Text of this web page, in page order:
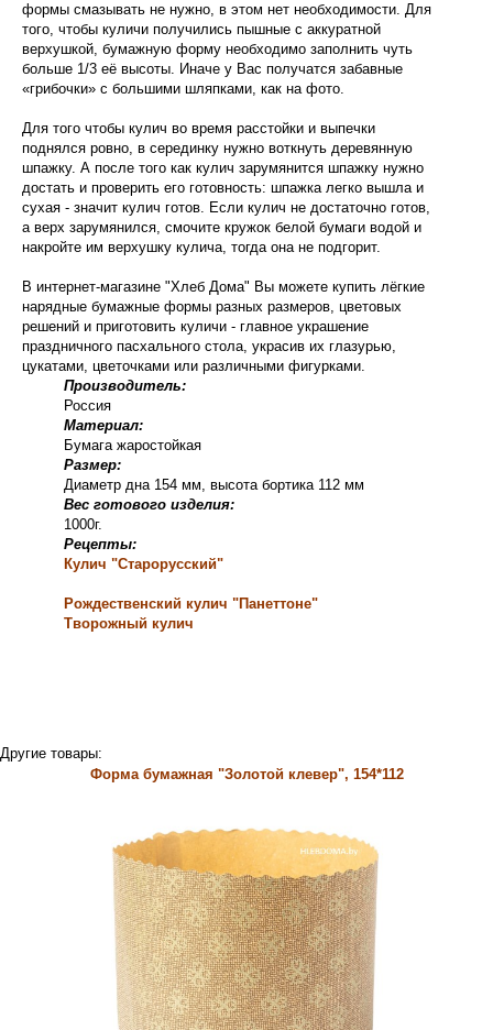
формы смазывать не нужно, в этом нет необходимости. Для
того, чтобы куличи получились пышные с аккуратной
верхушкой, бумажную форму необходимо заполнить чуть
больше 1/3 её высоты. Иначе у Вас получатся забавные
«грибочки» с большими шляпками, как на фото.
Для того чтобы кулич во время расстойки и выпечки
поднялся ровно, в серединку нужно воткнуть деревянную
шпажку. А после того как кулич зарумянится шпажку нужно
достать и проверить его готовность: шпажка легко вышла и
сухая - значит кулич готов. Если кулич не достаточно готов,
а верх зарумянился, смочите кружок белой бумаги водой и
накройте им верхушку кулича, тогда она не подгорит.
В интернет-магазине "Хлеб Дома" Вы можете купить лёгкие
нарядные бумажные формы разных размеров, цветовых
решений и приготовить куличи - главное украшение
праздничного пасхального стола, украсив их глазурью,
цукатами, цветочками или различными фигурками.
Производитель:
Россия
Материал:
Бумага жаростойкая
Размер:
Диаметр дна 154 мм, высота бортика 112 мм
Вес готового изделия:
1000г.
Рецепты:
Кулич "Старорусский"
Рождественский кулич "Панеттоне"
Творожный кулич
Другие товары:
Форма бумажная "Золотой клевер", 154*112